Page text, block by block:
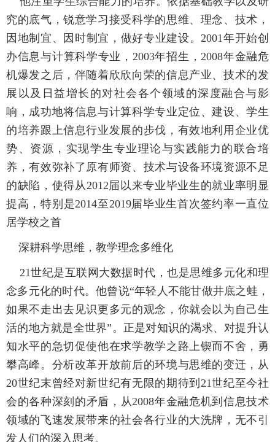
究的底气，锐意学习接受科学的思维、理念、技术，
因地制宜、因时制宜，做好专业建设。2001年开始创
办信息与计算科学专业，2003年招生，2008年金融危
机爆发之后，伴随着欣欣向荣的信息产业、技术的发
展以及日益增长的对社会各个领域的深度融合与影
响，成功地将信息与计算科学专业定位、建设、学生
的培养跟上信息行业发展的步伐，有效地利用企业优
势、资源，实现学生专业理论与实践能力的联合培
养，有效弥补了原有师资、技术与设备环境资源不足
的缺陷，使得从2012届以来专业毕业生的就业率明显
提高，特别是2014至2019届毕业生首次签约率一直位
居学校之首
深耕科学思维，教学理念多维化
21世纪是互联网大数据时代，也是思维多元化和理
念多元化的时代。他曾说“年轻人不能甘做井底之蛙，
如果不走出去见识更多元的观念，你就会以为自己生
活的地方就是全世界”。正是对知识的渴求、对提升认
知水平的急切促使他在求学教学之路上锲而不舍，勇
攀高峰。分析改革开放前后的环境与思维的变迁，从
20世纪末曾经对新世纪有无限的期待到21世纪至今社
会的各种深刻的矛盾，从2008年金融危机到信息技术
领域的飞速发展带来的社会各行业的大洗牌，无不引
发人们的深入思考。